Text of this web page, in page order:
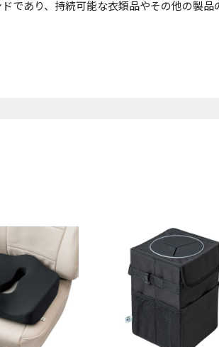
であり、持続可能な衣類品やその他の製品